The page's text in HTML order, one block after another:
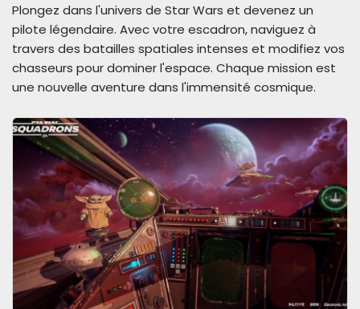
Plongez dans l'univers de Star Wars et devenez un
pilote légendaire. Avec votre escadron, naviguez à
travers des batailles spatiales intenses et modifiez vos
chasseurs pour dominer l'espace. Chaque mission est
une nouvelle aventure dans l'immensité cosmique.